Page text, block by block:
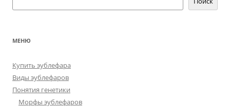
МЕНЮ
Купить эублефара
Виды эублефаров
Понятия генетики
Морфы эублефаров